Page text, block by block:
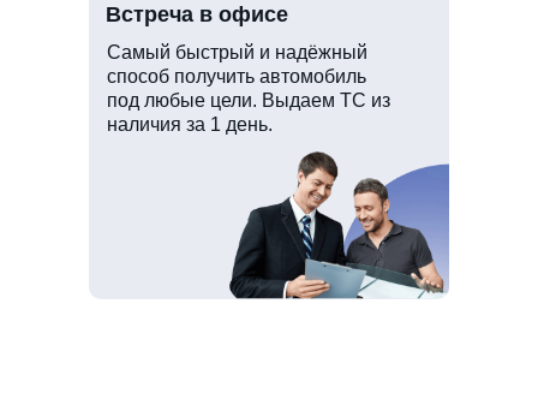
Самый быстрый и надёжный
способ получить автомобиль
под любые цели. Выдаем ТС из
наличия за 1 день.
Встреча в офисе